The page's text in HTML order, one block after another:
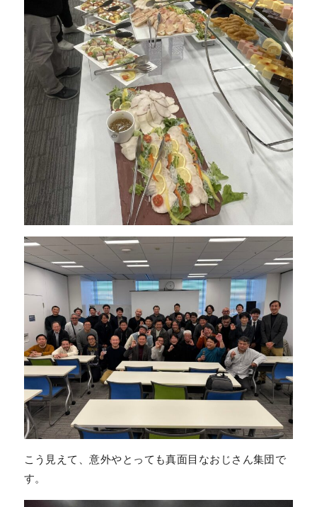
こう見えて、意外やとっても真面目なおじさん集団で
す。